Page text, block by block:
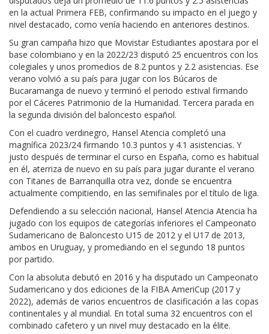
en la actual Primera FEB, confirmando su impacto en el juego y
nivel destacado, como venía haciendo en anteriores destinos.
Su gran campaña hizo que Movistar Estudiantes apostara por el
base colombiano y en la 2022/23 disputó 25 encuentros con los
colegiales y unos promedios de 8.2 puntos y 2.2 asistencias. Ese
verano volvió a su país para jugar con los Búcaros de
Bucaramanga de nuevo y terminó el periodo estival firmando
por el Cáceres Patrimonio de la Humanidad. Tercera parada en
la segunda división del baloncesto español.
Con el cuadro verdinegro, Hansel Atencia completó una
magnífica 2023/24 firmando 10.3 puntos y 4.1 asistencias. Y
justo después de terminar el curso en España, como es habitual
en él, aterriza de nuevo en su país para jugar durante el verano
con Titanes de Barranquilla otra vez, donde se encuentra
actualmente compitiendo, en las semifinales por el título de liga.
Defendiendo a su selección nacional, Hansel Atencia Atencia ha
jugado con los equipos de categorías inferiores el Campeonato
Sudamericano de Baloncesto U15 de 2012 y el U17 de 2013,
ambos en Uruguay, y promediando en el segundo 18 puntos
por partido.
Con la absoluta debutó en 2016 y ha disputado un Campeonato
Sudamericano y dos ediciones de la FIBA AmeriCup (2017 y
2022), además de varios encuentros de clasificación a las copas
continentales y al mundial. En total suma 32 encuentros con el
combinado cafetero y un nivel muy destacado en la élite.